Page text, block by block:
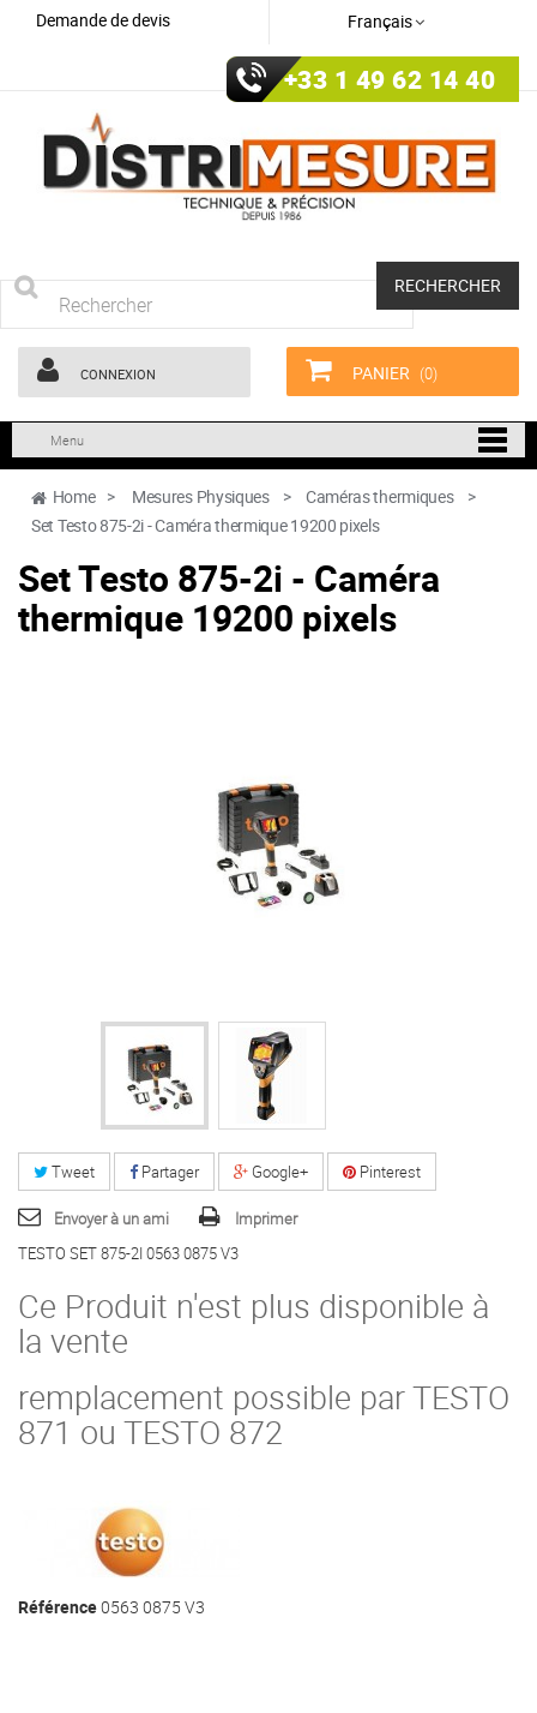
Demande de devis Français
+33 1 49 62 14 40
RECHERCHER
CONNEXION PANIER (0)
Menu
Home > Mesures Physiques > Caméras thermiques
>
Set Testo 875-2i - Caméra thermique 19200 pixels
Set Testo 875-2i - Caméra
thermique 19200 pixels
Tweet Partager Google+ Pinterest
Envoyer à un ami
Imprimer
TESTO SET 875-2I 0563 0875 V3
Ce Produit n'est plus disponible à
la vente
remplacement possible par TESTO
871 ou TESTO 872
Référence0563 0875 V3